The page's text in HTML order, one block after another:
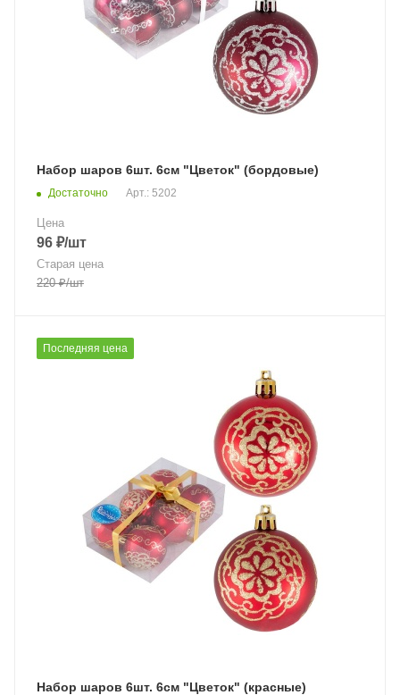
Набор шаров 6шт. 6см "Цветок" (бордовые)
Достаточно Арт.: 5202
Цена
96 ₽/шт
Старая цена
220₽/шт
Последняя цена
Набор шаров 6шт. 6см "Цветок" (красные)